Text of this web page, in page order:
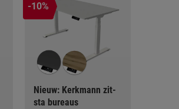
Nieuw: Kerkmann zit-
sta bureaus
-10%